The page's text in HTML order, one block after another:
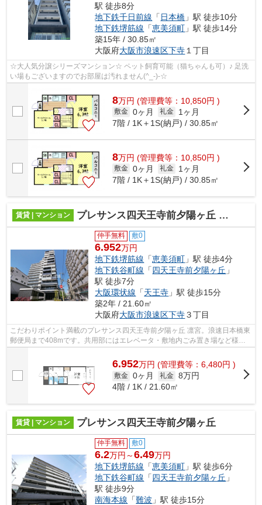
駅 徒歩8分
地下鉄千日前線 「 日本橋 」駅 徒歩10分
地下鉄堺筋線 「恵美須町 」駅 徒歩14分
築15年 / 30.85㎡
大阪府大阪市浪速区下寺 １丁目
☆大人気分譲シリーズマンション☆ ペット飼育可能（猫ちゃんも可）♪ 足洗
い場もございますのでお部屋は汚れません(^_-)-☆
8万円 (管理費等：10,850円 )
敷金 0ヶ月 礼金
1ヶ月
7階 / 1K＋1S(納戸) / 30.85㎡
8万円 (管理費等：10,850円 )
敷金 0ヶ月 礼金
1ヶ月
7階 / 1K＋1S(納戸) / 30.85㎡
賃貸 | マンション プレサンス四天王寺前夕陽ヶ丘 凛宮
仲手無料 敷0
6.952万円
地下鉄堺筋線 「恵美須町 」駅 徒歩4分
地下鉄谷町線 「四天王寺前夕陽ヶ丘 」
駅 徒歩7分
大阪環状線 「天王寺 」駅 徒歩15分
築2年 / 21.60㎡
大阪府大阪市浪速区下寺３丁目
こだわりポイント満載のプレサンス四天王寺前夕陽ヶ丘 凛宮。浪速日本橋東
郵便局まで408mです。共用部にはエレベータ・敷地内ごみ置き場など様々
な設備やサービスが揃っているので便利...
6.952万円 (管理費等：6,480円 )
敷金 0ヶ月 礼金 8万円
4階 / 1K / 21.60㎡
賃貸 | マンション プレサンス四天王寺前夕陽ヶ丘
仲手無料 敷0
6.2万円～6.49万円
地下鉄堺筋線 「恵美須町 」駅 徒歩6分
地下鉄谷町線 「四天王寺前夕陽ヶ丘 」
駅 徒歩9分
南海本線 「難波 」駅 徒歩15分